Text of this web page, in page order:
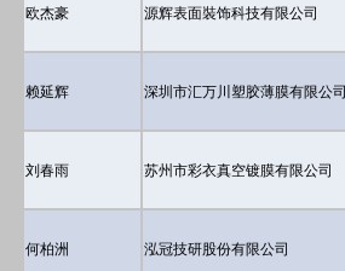
欧杰豪 源辉表面裝饰科技有限公司
赖延辉 深圳市汇万川塑胶薄膜有限公司
刘春雨 苏州市彩衣真空镀膜有限公司
何柏洲 泓冠技研股份有限公司